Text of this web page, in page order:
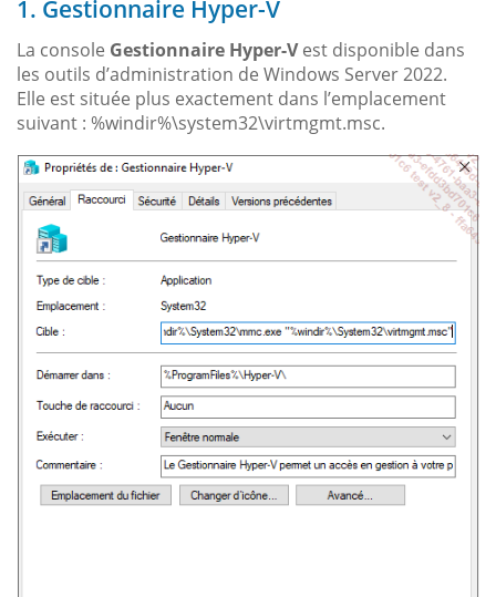
1. Gestionnaire Hyper-V
La console Gestionnaire Hyper-Vest disponible dans
les outils d’administration de Windows Server 2022.
Elle est située plus exactement dans l’emplacement
suivant : %windir%\system32\virtmgmt.msc.